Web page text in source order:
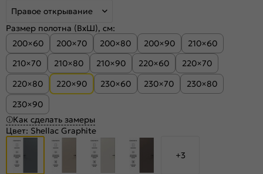
Правое открывание
Размер полотна (ВхШ), см:
200×60
200×70 200×80 200×90
210×60
210×70
210×80 210×90 220×60
220×70
220×80
220×90 230×60 230×70
230×80
230×90
Как сделать замеры
Цвет: Shellac Graphite
+3